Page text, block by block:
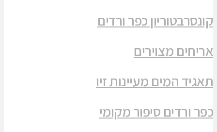
קונסרבטוריון כפר ורדים
אריחים מצוירים
תאגיד המים מעיינות זיו
כפר ורדים סיפור מקומי